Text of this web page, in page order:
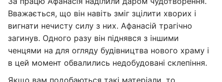
Вважається, що він навіть зміг зцілити хворих і
вигнати нечисту силу з них. Афанасій трагічно
загинув. Одного разу він піднявся з іншими
ченцями на для огляду будівництва нового храму і
в цей момент обвалились недобудовані склепіння.
Якщо вам подобаються такі матеріали, то